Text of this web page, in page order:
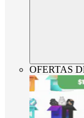
OFERTAS